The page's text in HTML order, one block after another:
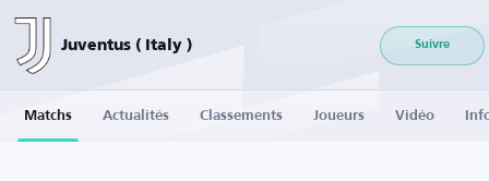
Juventus ( Italy ) Suivre
Matchs Actualités Classements Joueurs Vidéo